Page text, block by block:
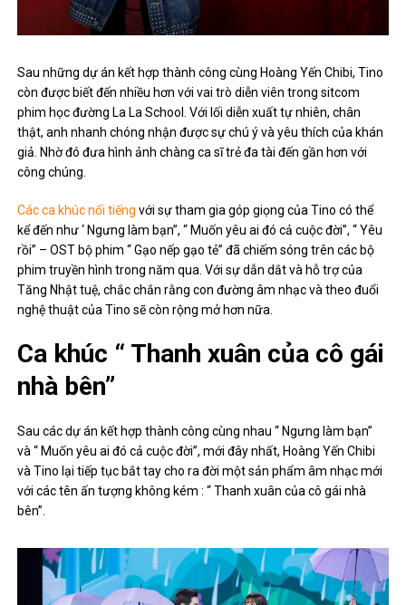
Sau những dự án kết hợp thành công cùng Hoàng Yến Chibi, Tino
còn được biết đến nhiều hơn với vai trò diễn viên trong sitcom
phim học đường La La School. Với lối diễn xuất tự nhiên, chân
thật, anh nhanh chóng nhận được sự chú ý và yêu thích của khán
giả. Nhờ đó đưa hình ảnh chàng ca sĩ trẻ đa tài đến gần hơn với
công chúng.
Các ca khúc nổi tiếng với sự tham gia góp giọng của Tino có thể
kể đến như ‘ Ngưng làm bạn”, “ Muốn yêu ai đó cả cuộc đời”, “ Yêu
rồi” – OST bộ phim “ Gạo nếp gạo tẻ” đã chiếm sóng trên các bộ
phim truyền hình trong năm qua. Với sự dẫn dắt và hỗ trợ của
Tăng Nhật tuệ, chắc chắn rằng con đường âm nhạc và theo đuổi
nghệ thuật của Tino sẽ còn rộng mở hơn nữa.
Ca khúc “ Thanh xuân của cô gái
nhà bên”
Sau các dự án kết hợp thành công cùng nhau “ Ngưng làm bạn”
và “ Muốn yêu ai đó cả cuộc đời”, mới đây nhất, Hoàng Yến Chibi
và Tino lại tiếp tục bắt tay cho ra đời một sản phẩm âm nhạc mới
với các tên ấn tượng không kém : “ Thanh xuân của cô gái nhà
bên”.